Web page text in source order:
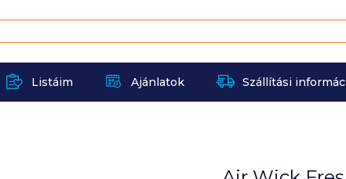
Listáim Ajánlatok Szállítási